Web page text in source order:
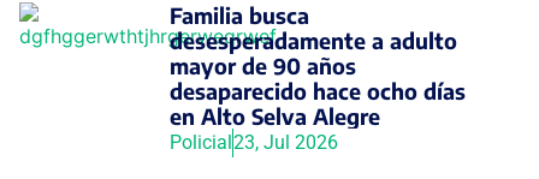
Familia busca
desesperadamente a adulto
mayor de 90 años
desaparecido hace ocho días
en Alto Selva Alegre
Policial23, Jul 2026